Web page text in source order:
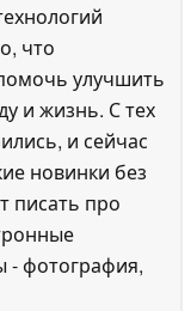
что
улучшить
и жизнь. С тех
и сейчас
новинки без
писать про
- фотография,